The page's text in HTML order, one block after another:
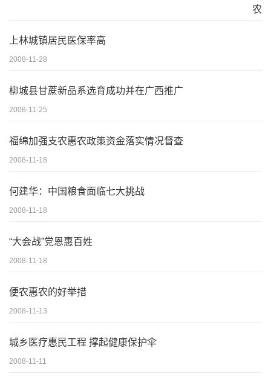
上林城镇居民医保率高
2008-11-28
柳城县甘蔗新品系选育成功并在广西推广
2008-11-25
福绵加强支农惠农政策资金落实情况督查
2008-11-18
何建华：中国粮食面临七大挑战
2008-11-18
“大会战”党恩惠百姓
2008-11-18
便农惠农的好举措
2008-11-13
城乡医疗惠民工程 撑起健康保护伞
2008-11-11